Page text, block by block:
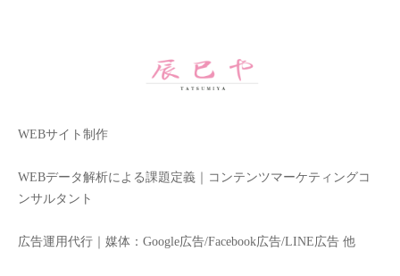
WEBサイト制作
WEBデータ解析による課題定義｜コンテンツマーケティングコ
ンサルタント
広告運用代行｜媒体：Google広告/Facebook広告/LINE広告 他